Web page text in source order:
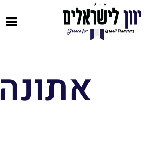
אתונה